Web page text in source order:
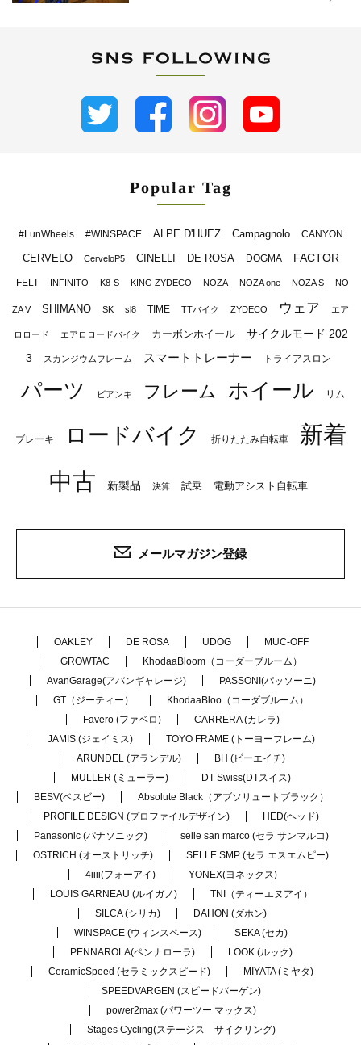
Popular Tag
#LunWheels #WINSPACE ALPE D'HUEZ Campagnolo CANYON
CERVELO CerveloP5 CINELLI DE ROSA DOGMA FACTOR
FELT INFINITO K8-S KING ZYDECO NOZA NOZA one NOZA S NO
ZA V SHIMANO SK sl8 TIME TTバイク ZYDECO ウェア エア
ロロード エアロロードバイク カーボンホイール
サイクルモード 202
3
スカンジウムフレーム スマートトレーナー トライアスロン
パーツ ビアンキ フレーム ホイール リム
ブレーキ ロードバイク 折りたたみ自転車
新着
中古
新製品 決算 試乗 電動アシスト自転車
メールマガジン登録
OAKLEY DE ROSA UDOG
MUC-OFF
GROWTAC
KhodaaBloom（コーダーブルーム）
AvanGarage(アバンギャレージ)
PASSONI(パッソーニ)
GT（ジーティー）
KhodaaBloo（コーダブルーム）
Favero (ファベロ)
CARRERA (カレラ)
JAMIS (ジェイミス)
TOYO FRAME (トーヨーフレーム)
ARUNDEL (アランデル)
BH (ビーエイチ)
MULLER (ミューラー)
DT Swiss(DTスイス)
BESV(ベスビー)
Absolute Black（アブソリュートブラック）
PROFILE DESIGN (プロファイルデザイン)
HED(ヘッド)
Panasonic (パナソニック)
selle san marco (セラ サンマルコ)
OSTRICH (オーストリッチ)
SELLE SMP (セラ エスエムピー)
4iiii(フォーアイ)
YONEX(ヨネックス)
LOUIS GARNEAU (ルイガノ)
TNI（ティーエヌアイ）
SILCA (シリカ)
DAHON (ダホン)
WINSPACE (ウィンスペース)
SEKA (セカ)
PENNAROLA(ペンナローラ)
LOOK (ルック)
CeramicSpeed (セラミックスピード)
MIYATA (ミヤタ)
SPEEDVARGEN (スピードバーゲン)
power2max (パワーツー マックス)
Stages Cycling(ステージス サイクリング)